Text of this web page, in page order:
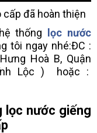
đã hoàn thiện
thống
lọc nước
tôi ngay nhé:ĐC :
Hoà B, Quận
Lộc ) hoặc :
lọc nước giếng